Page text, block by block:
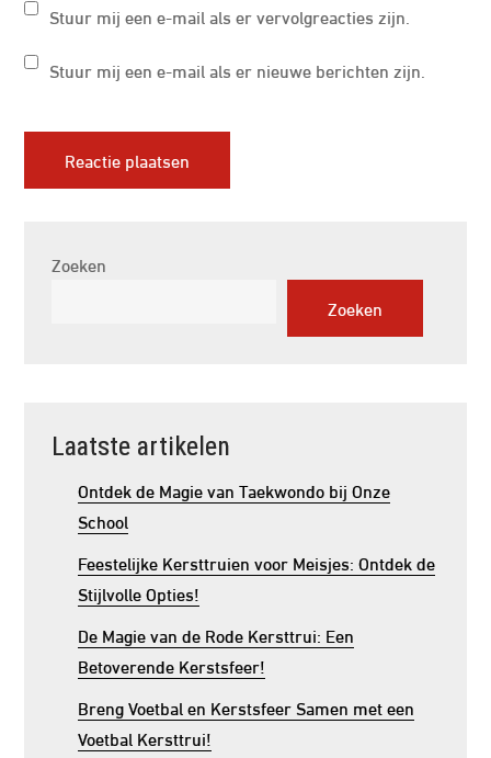
Stuur mij een e-mail als er vervolgreacties zijn.
Stuur mij een e-mail als er nieuwe berichten zijn.
Zoeken
Zoeken
Laatste artikelen
Ontdek de Magie van Taekwondo bij Onze
School
Feestelijke Kersttruien voor Meisjes: Ontdek de
Stijlvolle Opties!
De Magie van de Rode Kersttrui: Een
Betoverende Kerstsfeer!
Breng Voetbal en Kerstsfeer Samen met een
Voetbal Kersttrui!